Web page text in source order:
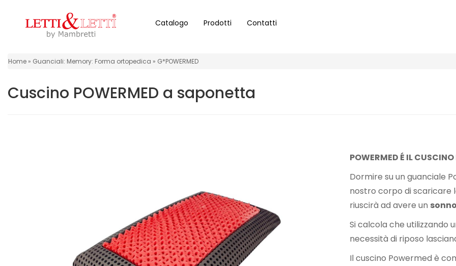
Catalogo Prodotti Contatti
Home Guanciali: Memory: Forma ortopedica G*POWERMED
Cuscino POWERMED a saponetta
POWERMED É IL
Dormire su un guanciale
nostro corpo di
riuscirà ad avere un
Si calcola che utilizzando
necessità di riposo
Il cuscino Powermed è